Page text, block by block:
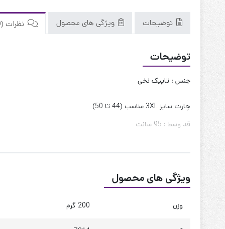
توضیحات ویژگی های محصول نظرات (0)
توضیحات
جنس : تاپیک نخی
چارت سایز 3XL مناسب (44 تا 50)
قد وسط : 95 سانت
حلقه آستین : 52 سانت
ویژگی های محصول
وزن 200 گرم